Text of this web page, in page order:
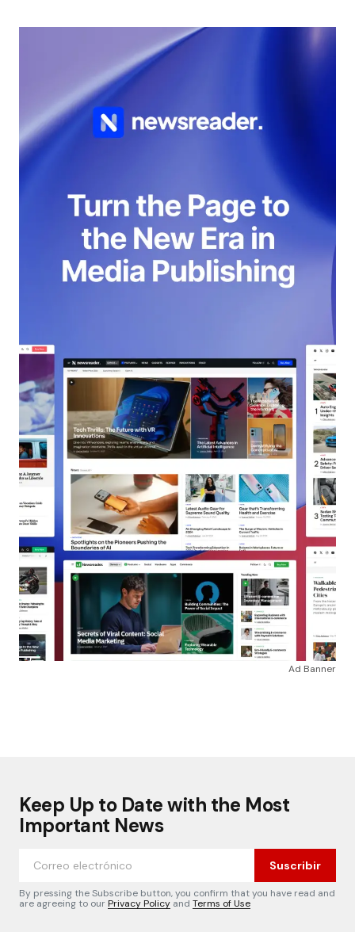
Ad Banner
Keep Up to Date with the Most
Important News
Suscribir
By pressing the Subscribe button, you confirm that you have read and
are agreeing to ourPrivacy Policy and Terms of Use